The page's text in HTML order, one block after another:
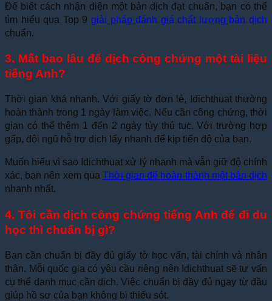
Để biết cách nhận diện một bản dịch đạt chuẩn, bạn có thể
tìm hiểu qua Top 9 giải pháp đánh giá chất lượng bản dịch
chuẩn.
3. Mất bao lâu để dịch công chứng một tài liệu
tiếng Anh?
Thời gian khá nhanh. Với giấy tờ đơn lẻ, Idichthuat thường
hoàn thành trong 1 ngày làm việc. Nếu cần công chứng, thời
gian có thể thêm 1 đến 2 ngày tùy thủ tục. Với trường hợp
gấp, đội ngũ hỗ trợ dịch lấy nhanh để kịp tiến độ của bạn.
Muốn hiểu vì sao Idichthuat xử lý nhanh mà vẫn giữ độ chính
xác, bạn nên xem qua Thời gian để hoàn thành một bản dịch
nhanh nhất.
4. Tôi cần dịch công chứng tiếng Anh để đi du
học thì chuẩn bị gì?
Bạn cần chuẩn bị đầy đủ giấy tờ học vấn, tài chính và nhân
thân. Mỗi quốc gia có yêu cầu riêng nên Idichthuat sẽ tư vấn
cụ thể danh mục cần dịch. Việc chuẩn bị đầy đủ ngay từ đầu
giúp hồ sơ của bạn không bị thiếu sót.